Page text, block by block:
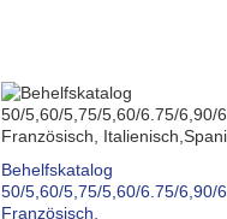
Behelfskatalog
50/5,60/5,75/5,60/6.75/6,90/
Französisch,